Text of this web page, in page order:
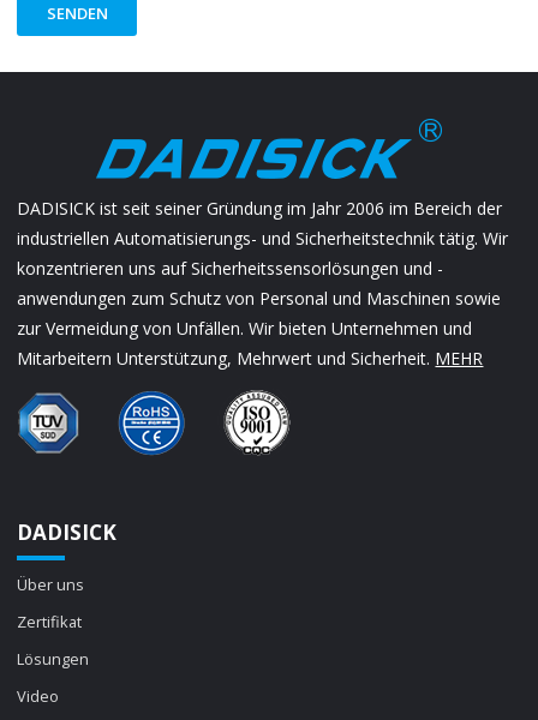
SENDEN
DADISICK ist seit seiner Gründung im Jahr 2006 im Bereich der
industriellen Automatisierungs- und Sicherheitstechnik tätig. Wir
konzentrieren uns auf Sicherheitssensorlösungen und -
anwendungen zum Schutz von Personal und Maschinen sowie
zur Vermeidung von Unfällen. Wir bieten Unternehmen und
Mitarbeitern Unterstützung, Mehrwert und Sicherheit. MEHR
DADISICK
Über uns
Zertifikat
Lösungen
Video